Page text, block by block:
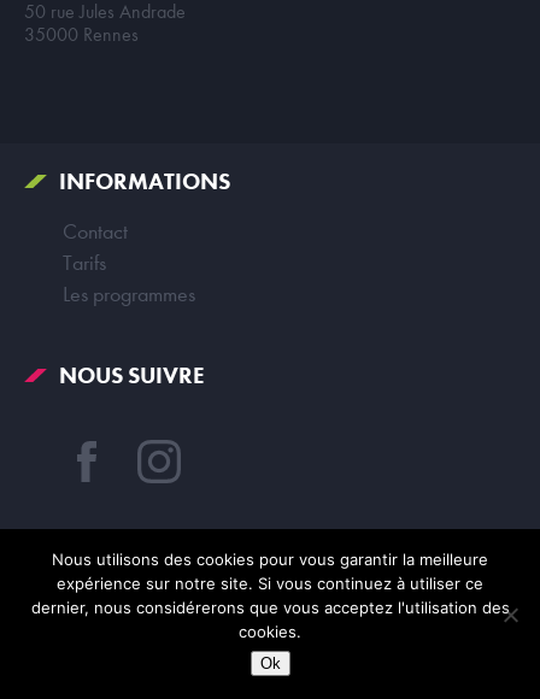
50 rue Jules Andrade
35000 Rennes
INFORMATIONS
Contact
Tarifs
Les programmes
NOUS SUIVRE
© Campus Pivaut 2026
Sité réalisé parJohn Doe & Fils
Nous utilisons des cookies pour vous garantir la meilleure
expérience sur notre site. Si vous continuez à utiliser ce
dernier, nous considérerons que vous acceptez l'utilisation des
cookies.
Ok